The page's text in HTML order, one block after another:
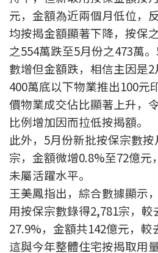
置業預算
供款年期計算
工商舖按揭計算
印花稅計算
免費物業估價
下載中心
按揭全面睇
新聞/研究
元，金額為近兩個月低位，
均按揭金額顯著下降，按保
之554萬跌至5月份之473萬
數增但金額跌，相信主因是
400萬底以下物業推出100元
價物業成交佔比顯著上升，
比例增加因而拉低按揭額。
此外，5月份新批按保宗數
宗，金額微增0.8%至72億元
未屬活躍水平。
王美鳳指出，綜合數據顯示
用按保宗數錄得2,781宗，
27.9%，金額共142億元，較
這與今年整體住宅按揭取用